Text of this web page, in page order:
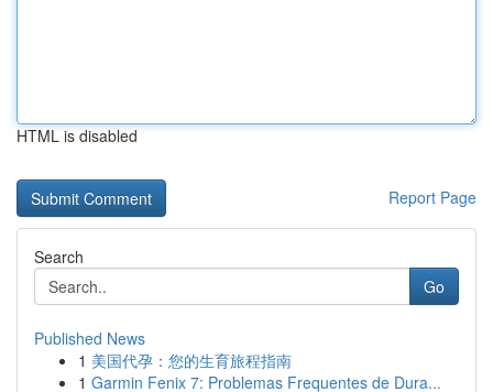
HTML is disabled
Report Page
Search
Go
Published News
1 美国代孕：您的生育旅程指南
1 Garmin Fenix 7: Problemas Frequentes de Dura...